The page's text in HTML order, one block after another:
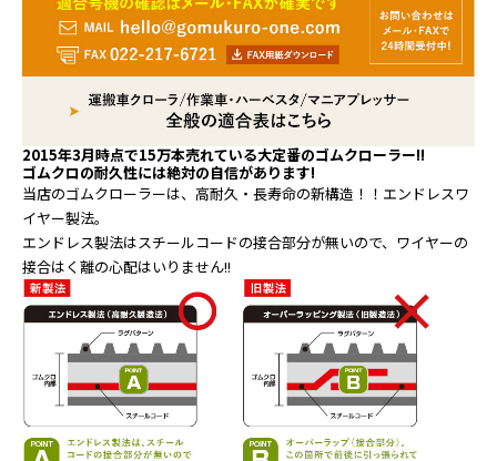
2015年3月時点で15万本売れている大定番のゴムクローラー!!
ゴムクロの耐久性には絶対の自信があります!
当店のゴムクローラーは、高耐久・長寿命の新構造！！エンドレスワ
イヤー製法。
エンドレス製法はスチールコードの接合部分が無いので、ワイヤーの
接合はく離の心配はいりません!!